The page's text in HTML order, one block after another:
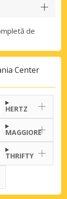
de
Center
HERTZ
MAGGIORE
THRIFTY